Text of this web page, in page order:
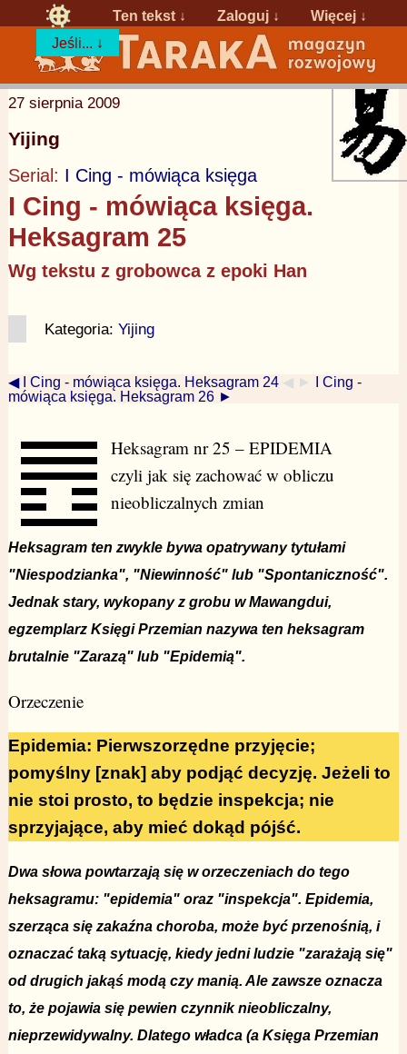
Ten tekst ↓ Zaloguj ↓
Więcej ↓
Jeśli... ↓
27 sierpnia 2009
Yijing
Serial: I Cing - mówiąca księga
I Cing - mówiąca księga.
Heksagram 25
Wg tekstu z grobowca z epoki Han
Kategoria: Yijing
◀ I Cing - mówiąca księga. Heksagram 24 ◀ ► I Cing -
mówiąca księga. Heksagram 26 ►
Heksagram nr 25 – EPIDEMIA
czyli jak się zachować w obliczu
nieobliczalnych zmian
Heksagram ten zwykle bywa opatrywany tytułami
"Niespodzianka", "Niewinność" lub "Spontaniczność".
Jednak stary, wykopany z grobu w Mawangdui,
egzemplarz Księgi Przemian nazywa ten heksagram
brutalnie "Zarazą" lub "Epidemią".
Orzeczenie
Epidemia: Pierwszorzędne przyjęcie;
pomyślny [znak] aby podjąć decyzję. Jeżeli to
nie stoi prosto, to będzie inspekcja; nie
sprzyjające, aby mieć dokąd pójść.
Dwa słowa powtarzają się w orzeczeniach do tego
heksagramu: "epidemia" oraz "inspekcja". Epidemia,
szerząca się zakaźna choroba, może być przenośnią, i
oznaczać taką sytuację, kiedy jedni ludzie "zarażają się"
od drugich jakąś modą czy manią. Ale zawsze oznacza
to, że pojawia się pewien czynnik nieobliczalny,
nieprzewidywalny. Dlatego władca (a Księga Przemian